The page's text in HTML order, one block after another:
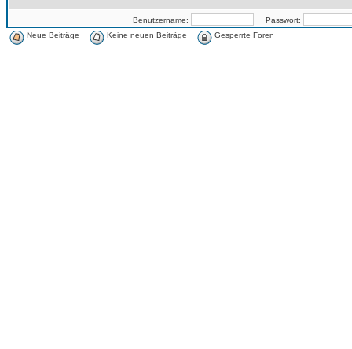
Benutzername:
Passwort:
Neue Beiträge
Keine neuen Beiträge Gesperrte Foren